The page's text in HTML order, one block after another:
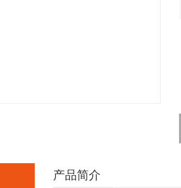
产品简介